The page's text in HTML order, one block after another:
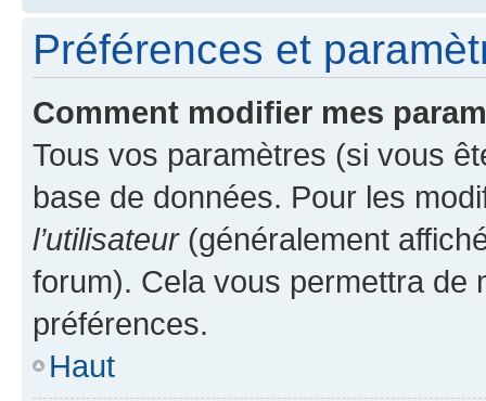
Préférences et
Comment modifier mes
Tous vos paramètres (si vous
base de données. Pour les
l’utilisateur(généralement
forum). Cela vous permettra de
préférences.
Haut